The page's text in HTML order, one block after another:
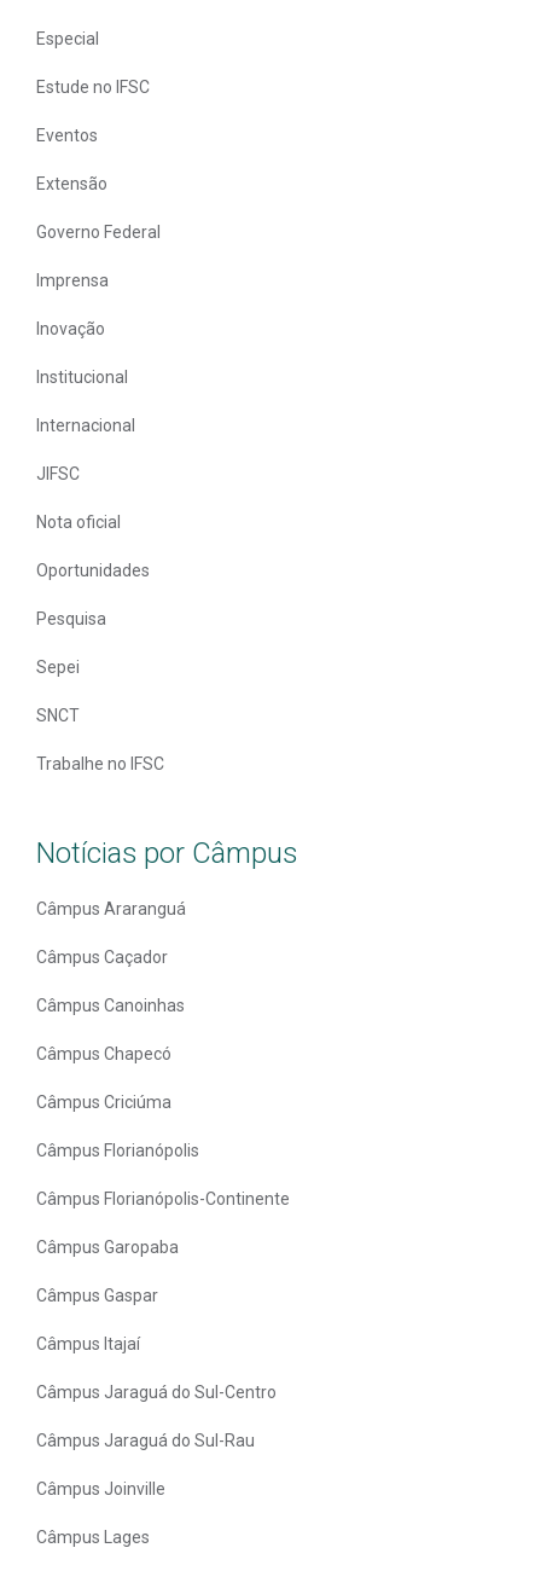
Especial
Estude no IFSC
Eventos
Extensão
Governo Federal
Imprensa
Inovação
Institucional
Internacional
JIFSC
Nota oficial
Oportunidades
Pesquisa
Sepei
SNCT
Trabalhe no IFSC
Notícias por Câmpus
Câmpus Araranguá
Câmpus Caçador
Câmpus Canoinhas
Câmpus Chapecó
Câmpus Criciúma
Câmpus Florianópolis
Câmpus Florianópolis-Continente
Câmpus Garopaba
Câmpus Gaspar
Câmpus Itajaí
Câmpus Jaraguá do Sul-Centro
Câmpus Jaraguá do Sul-Rau
Câmpus Joinville
Câmpus Lages